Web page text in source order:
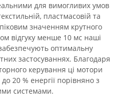
для вимогливих умов
пластмасовій та
значенням крутного
відгуку менше 10 мс наші
оптимальну
застосуваннях. Благодаря
керування ці мотори
20 % енергії порівняно з
системами.